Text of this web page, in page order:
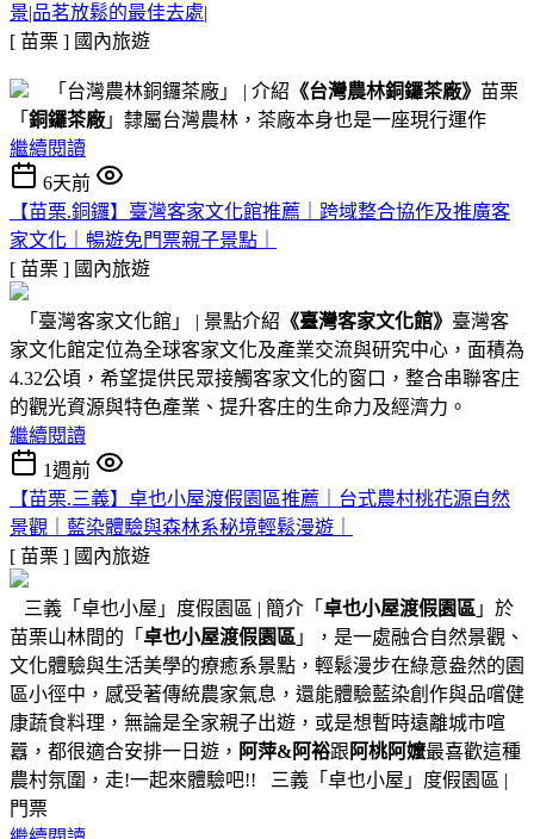
景|品茗放鬆的最佳去處|
[ 苗栗 ] 國內旅遊
「台灣農林銅鑼茶廠」 | 介紹 《台灣農林銅鑼茶廠》 苗栗
「 銅鑼茶廠 」隸屬台灣農林，茶廠本身也是一座現行運作
繼續閱讀
6天前
【苗栗.銅鑼】臺灣客家文化館推薦｜跨域整合協作及推廣客
家文化｜暢遊免門票親子景點｜
[ 苗栗 ] 國內旅遊
「臺灣客家文化館」 | 景點介紹 《臺灣客家文化館》 臺灣客
家文化館定位為全球客家文化及產業交流與研究中心，面積為
4.32公頃，希望提供民眾接觸客家文化的窗口，整合串聯客庄
的觀光資源與特色產業、提升客庄的生命力及經濟力。
繼續閱讀
1週前
【苗栗.三義】卓也小屋渡假園區推薦｜台式農村桃花源自然
景觀｜藍染體驗與森林系秘境輕鬆漫遊｜
[ 苗栗 ] 國內旅遊
三義「卓也小屋」度假園區 | 簡介「 卓也小屋渡假園區 」於
苗栗山林間的「 卓也小屋渡假園區 」，是一處融合自然景觀、
文化體驗與生活美學的療癒系景點，輕鬆漫步在綠意盎然的園
區小徑中，感受著傳統農家氣息，還能體驗藍染創作與品嚐健
康蔬食料理，無論是全家親子出遊，或是想暫時遠離城市喧
囂，都很適合安排一日遊， 阿萍&阿裕跟 阿桃阿嬤最喜歡這種
農村氛圍，走!一起來體驗吧!! 三義「卓也小屋」度假園區 |
門票